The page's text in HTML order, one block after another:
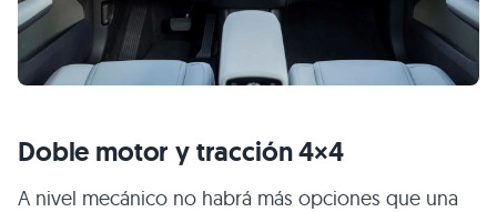
Doble motor y tracción 4×4
A nivel mecánico no habrá más opciones que una